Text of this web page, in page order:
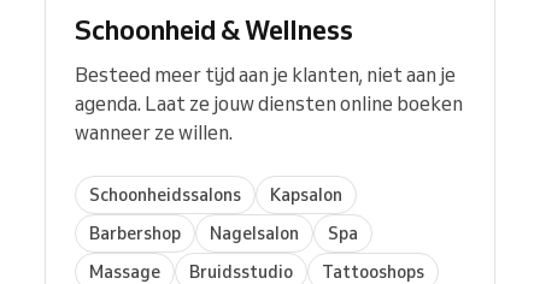
Schoonheid & Wellness
Besteed meer tijd aan je klanten, niet aan je
agenda. Laat ze jouw diensten online boeken
wanneer ze willen.
Schoonheidssalons
Kapsalon
Barbershop
Nagelsalon
Spa
Massage
Bruidsstudio
Tattooshops